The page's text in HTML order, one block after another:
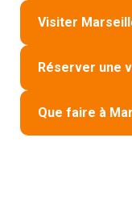
Visiter
Réserver une
Que faire à